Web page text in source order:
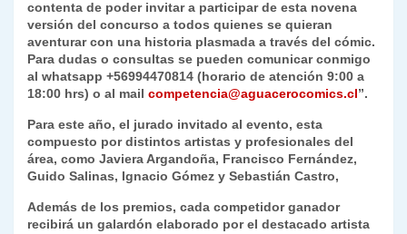
contenta de poder invitar a participar de esta novena
versión del concurso a todos quienes se quieran
aventurar con una historia plasmada a través del cómic.
Para dudas o consultas se pueden comunicar conmigo
al whatsapp +56994470814 (horario de atención 9:00 a
18:00 hrs) o al mail competencia@aguacerocomics.cl”.
Para este año, el jurado invitado al evento, esta
compuesto por distintos artistas y profesionales del
área, como Javiera Argandoña, Francisco Fernández,
Guido Salinas, Ignacio Gómez y Sebastián Castro,
Además de los premios, cada competidor ganador
recibirá un galardón elaborado por el destacado artista